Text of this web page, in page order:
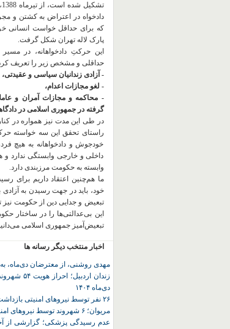
دادخواه در اعتراض به کشتن و
که برای حداقل خواست انسانی خود
پارک لاله تهران شکل گرفت.
این حرکتِ دادخواهانه، در
حداقلی و مشخص زیر را تعریف
- آزادی زندانیان سیاسی و عقیدتی،
- لغو مجازات اعدام،
- محاکمه و مجازات آمران و
گرفته در جمهوری اسلامی در
در طی این مدت نیز همواره در کنار
راستای تحقق این سه خواسته
خودجوش و دادخواهانه به هیچ
داخلی و خارجی وابستگی ندارد و
وابسته به حکومت مرزبندی دارد.
ما هم‌چنین اعتقاد داریم برای
خود، باید در جهت رسیدن به آزادی
تبعیض و جدایی دین از حکومت
این بی‌عدالتی‌ها را در ساختار
تبعیض‌آمیز جمهوری اسلامی
اخبار منتخب دیگر رسانه ها
مهدی روشنی، از معترضان دی‌ماه،
زندان
دی‌ماه ۱۴۰۴
۲۶ نفر توسط نیروهای امنیتی بازداشت شدند
مریوان؛ ۶ شهروند توسط نیروهای امنیتی بازداشت شدند
عدم رسیدگی پزشکی؛ گزارشی از